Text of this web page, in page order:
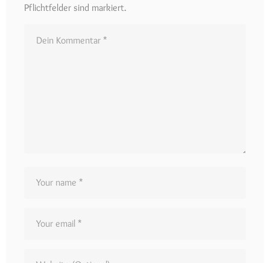
Pflichtfelder sind markiert.